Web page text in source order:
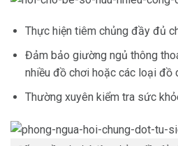
Thực hiện tiêm chủng đầy đủ
Đảm bảo giường ngủ thông
nhiều đồ chơi hoặc các loại đồ
Thường xuyên kiểm tra sức